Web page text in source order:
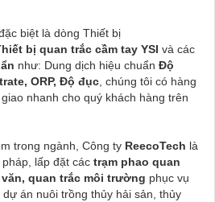
biệt là dòng Thiết bị
bị quan trắc cầm tay YSI và các
như: Dung dịch hiệu chuẩn Độ
ORP, Độ đục chúng tôi có hàng
nhanh cho quý khách hàng trên
trong ngành, Công ty ReecoTech là
lấp đặt các trạm phao quan
quan trắc môi trường phục vụ
án nuôi trồng thủy hải sản, thủy